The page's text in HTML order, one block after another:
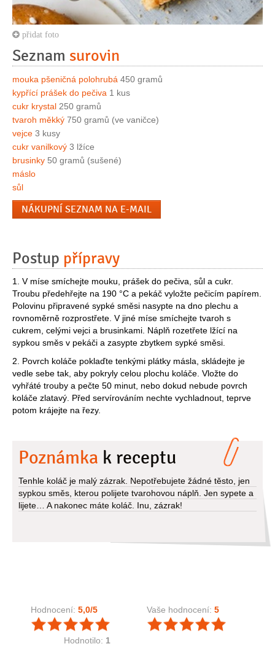
přidat foto
Seznam surovin
mouka pšeničná polohrubá 450 gramů
kypřící prášek do pečiva 1 kus
cukr krystal 250 gramů
tvaroh měkký 750 gramů (ve vaničce)
vejce 3 kusy
cukr vanilkový 3 lžíce
brusinky 50 gramů (sušené)
máslo
sůl
NÁKUPNÍ SEZNAM NA E-MAIL
Postup přípravy
1. V míse smíchejte mouku, prášek do pečiva, sůl a cukr.
Troubu předehřejte na 190 °C a pekáč vyložte pečicím papírem.
Polovinu připravené sypké směsi nasypte na dno plechu a
rovnoměrně rozprostřete. V jiné míse smíchejte tvaroh s
cukrem, celými vejci a brusinkami. Náplň rozetřete lžící na
sypkou směs v pekáči a zasypte zbytkem sypké směsi.
2. Povrch koláče poklaďte tenkými plátky másla, skládejte je
vedle sebe tak, aby pokryly celou plochu koláče. Vložte do
vyhřáté trouby a pečte 50 minut, nebo dokud nebude povrch
koláče zlatavý. Před servírováním nechte vychladnout, teprve
potom krájejte na řezy.
Poznámka k receptu
Tenhle koláč je malý zázrak. Nepotřebujete žádné těsto, jen
sypkou směs, kterou polijete tvarohovou náplň. Jen sypete a
lijete… A nakonec máte koláč. Inu, zázrak!
Hodnocení: 5,0/5
Hodnotilo: 1
Vaše hodnocení: 5